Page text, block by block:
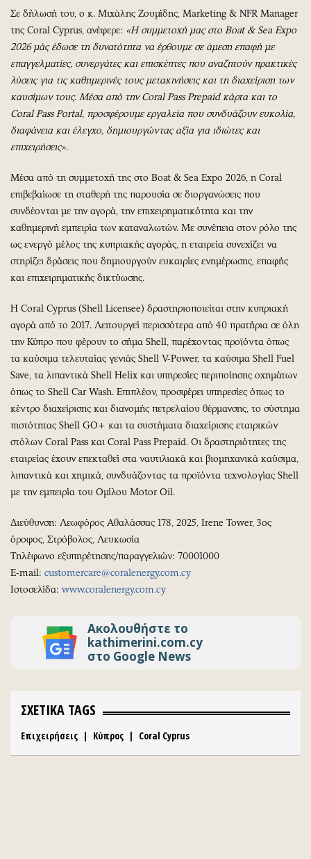
Σε δήλωσή του, ο κ. Μιχάλης Ζουμίδης, Marketing & NFR Manager
της Coral Cyprus, ανέφερε: «Η συμμετοχή μας στο Boat&Sea Expo
2026 μάς έδωσε τη δυνατότητα να έρθουμε σε άμεση επαφή με
επαγγελματίες, συνεργάτες και επισκέπτες που αναζητούν πρακτικές
λύσεις για τις καθημερινές τους μετακινήσεις και τη διαχείριση των
καυσίμων τους. Μέσα από τηνCoral Pass Prepaidκάρτα και το
Coral Pass Portal, προσφέρουμε εργαλεία που συνδυάζουν ευκολία,
διαφάνεια και έλεγχο, δημιουργώντας αξία για ιδιώτες και
επιχειρήσεις».
Μέσα από τη συμμετοχή της στο Boat & Sea Expo 2026, η Coral
επιβεβαίωσε τη σταθερή της παρουσία σε διοργανώσεις που
συνδέονται με την αγορά, την επιχειρηματικότητα και την
καθημερινή εμπειρία των καταναλωτών. Με συνέπεια στον ρόλο της
ως ενεργό μέλος της κυπριακής αγοράς, η εταιρεία συνεχίζει να
στηρίζει δράσεις που δημιουργούν ευκαιρίες ενημέρωσης, επαφής
και επιχειρηματικής δικτύωσης.
Η Coral Cyprus (Shell Licensee) δραστηριοποιείται στην κυπριακή
αγορά από το 2017. Λειτουργεί περισσότερα από 40 πρατήρια σε όλη
την Κύπρο που φέρουν το σήμα Shell, παρέχοντας προϊόντα όπως
τα καύσιμα τελευταίας γενιάς Shell V-Power, τα καύσιμα Shell Fuel
Save, τα λιπαντικά Shell Helix και υπηρεσίες περιποίησης οχημάτων
όπως το Shell Car Wash. Επιπλέον, προσφέρει υπηρεσίες όπως το
κέντρο διαχείρισης και διανομής πετρελαίου θέρμανσης, το σύστημα
πιστότητας Shell GO+ και τα συστήματα διαχείρισης εταιρικών
στόλων Coral Pass και Coral Pass Prepaid. Οι δραστηριότητες της
εταιρείας έχουν επεκταθεί στα ναυτιλιακά και βιομηχανικά καύσιμα,
λιπαντικά και χημικά, συνδυάζοντας τα προϊόντα τεχνολογίας Shell
με την εμπειρία του Ομίλου Motor Oil.
Διεύθυνση: Λεωφόρος Αθαλάσσας 178, 2025, Irene Tower, 3ος
όροφος, Στρόβολος, Λευκωσία
Τηλέφωνο εξυπηρέτησης/παραγγελιών: 70001000
E-mail: customercare@coralenergy.com.cy
Ιστοσελίδα:www.coralenergy.com.cy
Ακολουθήστε το
kathimerini.com.cy
στο Google News
ΣΧΕΤΙΚΑ TAGS
Επιχειρήσεις | Κύπρος | Coral Cyprus